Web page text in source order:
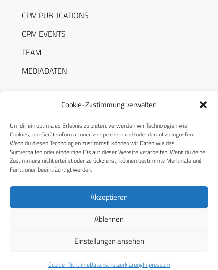
Cookie-Zustimmung verwalten
Um dir ein optimales Erlebnis zu bieten, verwenden wir Technologien wie
Cookies, um Geräteinformationen zu speichern und/oder darauf zuzugreifen.
Wenn du diesen Technologien zustimmst, können wir Daten wie das
Surfverhalten oder eindeutige IDs auf dieser Website verarbeiten. Wenn du deine
Zustimmung nicht erteilst oder zurückziehst, können bestimmte Merkmale und
Funktionen beeinträchtigt werden.
Akzeptieren
Ablehnen
Einstellungen ansehen
Cookie-RichtlinieDatenschutzerklärungImpressum
CPM PUBLICATIONS
CPM EVENTS
TEAM
MEDIADATEN
RECHTLICHES
Datenschutzerklärung
Cookie-Richtlinie (EU)
© 2026 CPM GmbH – Alle Rechte vorbehalten